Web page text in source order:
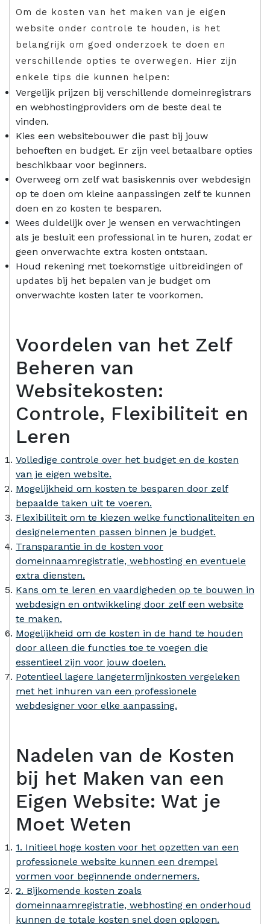
Om de kosten van het maken van je eigen
website onder controle te houden, is het
belangrijk om goed onderzoek te doen en
verschillende opties te overwegen. Hier zijn
enkele tips die kunnen helpen:
Vergelijk prijzen bij verschillende domeinregistrars
en webhostingproviders om de beste deal te
vinden.
Kies een websitebouwer die past bij jouw
behoeften en budget. Er zijn veel betaalbare opties
beschikbaar voor beginners.
Overweeg om zelf wat basiskennis over webdesign
op te doen om kleine aanpassingen zelf te kunnen
doen en zo kosten te besparen.
Wees duidelijk over je wensen en verwachtingen
als je besluit een professional in te huren, zodat er
geen onverwachte extra kosten ontstaan.
Houd rekening met toekomstige uitbreidingen of
updates bij het bepalen van je budget om
onverwachte kosten later te voorkomen.
Voordelen van het Zelf
Beheren van
Websitekosten:
Controle, Flexibiliteit en
Leren
Volledige controle over het budget en de kosten
van je eigen website.
Mogelijkheid om kosten te besparen door zelf
bepaalde taken uit te voeren.
Flexibiliteit om te kiezen welke functionaliteiten en
designelementen passen binnen je budget.
Transparantie in de kosten voor
domeinnaamregistratie, webhosting en eventuele
extra diensten.
Kans om te leren en vaardigheden op te bouwen in
webdesign en ontwikkeling door zelf een website
te maken.
Mogelijkheid om de kosten in de hand te houden
door alleen die functies toe te voegen die
essentieel zijn voor jouw doelen.
Potentieel lagere langetermijnkosten vergeleken
met het inhuren van een professionele
webdesigner voor elke aanpassing.
Nadelen van de Kosten
bij het Maken van een
Eigen Website: Wat je
Moet Weten
1. Initieel hoge kosten voor het opzetten van een
professionele website kunnen een drempel
vormen voor beginnende ondernemers.
2. Bijkomende kosten zoals
domeinnaamregistratie, webhosting en onderhoud
kunnen de totale kosten snel doen oplopen.